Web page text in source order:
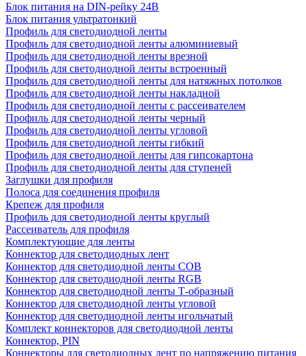
Блок питания на DIN-рейку 24В
Блок питания ультратонкий
Профиль для светодиодной ленты
Профиль для светодиодной ленты алюминиевый
Профиль для светодиодной ленты врезной
Профиль для светодиодной ленты встроенный
Профиль для светодиодной ленты для натяжных потолков
Профиль для светодиодной ленты накладной
Профиль для светодиодной ленты с рассеивателем
Профиль для светодиодной ленты черный
Профиль для светодиодной ленты угловой
Профиль для светодиодной ленты гибкий
Профиль для светодиодной ленты для гипсокартона
Профиль для светодиодной ленты для ступеней
Заглушки для профиля
Полоса для соединения профиля
Крепеж для профиля
Профиль для светодиодной ленты круглый
Рассеиватель для профиля
Комплектующие для ленты
Коннектор для светодиодных лент
Коннектор для светодиодной ленты COB
Коннектор для светодиодной ленты RGB
Коннектор для светодиодной ленты Т-образный
Коннектор для светодиодной ленты угловой
Коннектор для светодиодной ленты игольчатый
Комплект коннекторов для светодиодной ленты
Коннектор, PIN
Коннекторы для светодиодных лент по напряжению питания